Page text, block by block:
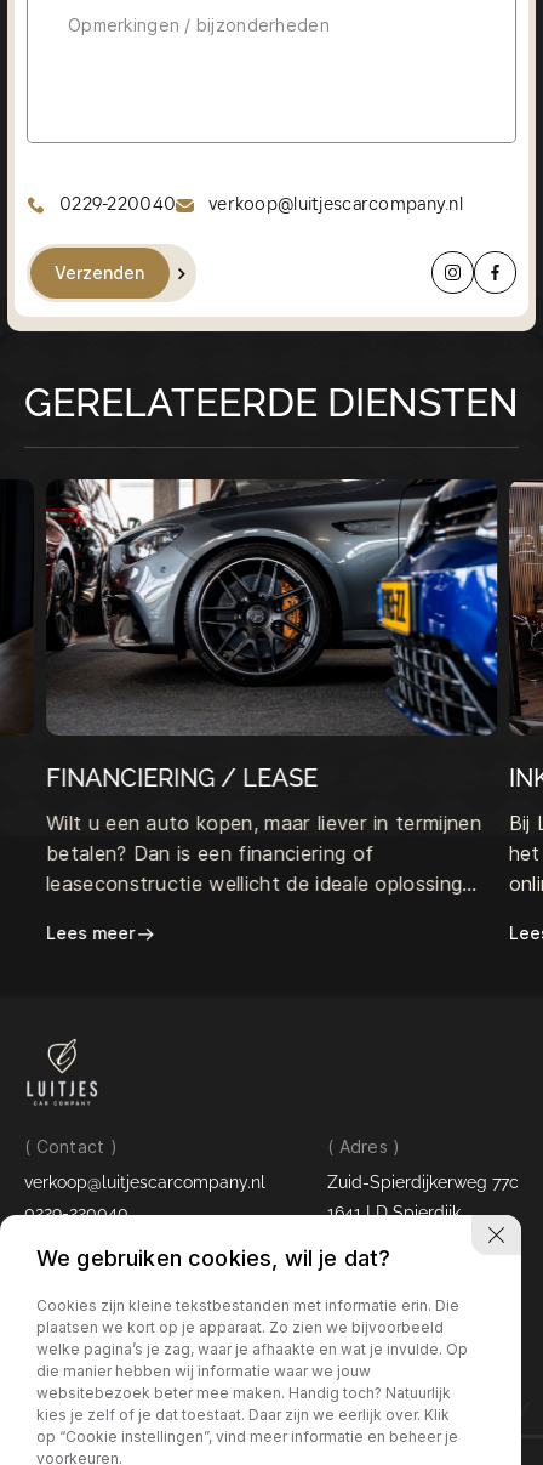
0229-220040 verkoop@luitjescarcompany.nl
Verzenden
GERELATEERDE DIENSTEN
FINANCIERING / LEASE
Wilt u een auto kopen, maar liever in termijnen
betalen? Dan is een financiering of
leaseconstructie wellicht de ideale oplossing
Lees meer
Bij
het
( Contact )
verkoop@luitjescarcompany.nl
0229-220040
( Adres )
Zuid-Spierdijkerweg 77c
1641 LD Spierdijk
Zaterdag:
09:00 - 16:00 uur
LUITJES CAR COMPANY
We gebruiken cookies, wil je dat?
Cookies zijn kleine tekstbestanden met informatie erin. Die
plaatsen we kort op je apparaat. Zo zien we bijvoorbeeld
welke pagina’s je zag, waar je afhaakte en wat je invulde. Op
die manier hebben wij informatie waar we jouw
websitebezoek beter mee maken. Handig toch? Natuurlijk
kies je zelf of je dat toestaat. Daar zijn we eerlijk over. Klik
op “Cookie instellingen”, vind meer informatie en beheer je
voorkeuren.